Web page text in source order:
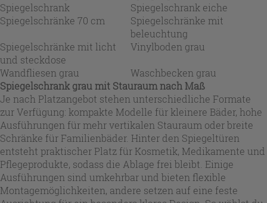
Spiegelschrank
Spiegelschrank eiche
Spiegelschränke 70 cm
Spiegelschränke mit
beleuchtung
Spiegelschränke mit licht
und steckdose
Vinylboden grau
Wandfliesen grau
Waschbecken grau
Spiegelschrank grau mit Stauraum nach Maß
Je nach Platzangebot stehen unterschiedliche Formate
zur Verfügung: kompakte Modelle für kleinere Bäder, hohe
Ausführungen für mehr vertikalen Stauraum oder breite
Schränke für Familienbäder. Hinter den Spiegeltüren
entsteht praktischer Platz für Kosmetik, Medikamente und
Pflegeprodukte, sodass die Ablage frei bleibt. Einige
Ausführungen sind umkehrbar und bieten flexible
Montagemöglichkeiten, andere setzen auf eine feste